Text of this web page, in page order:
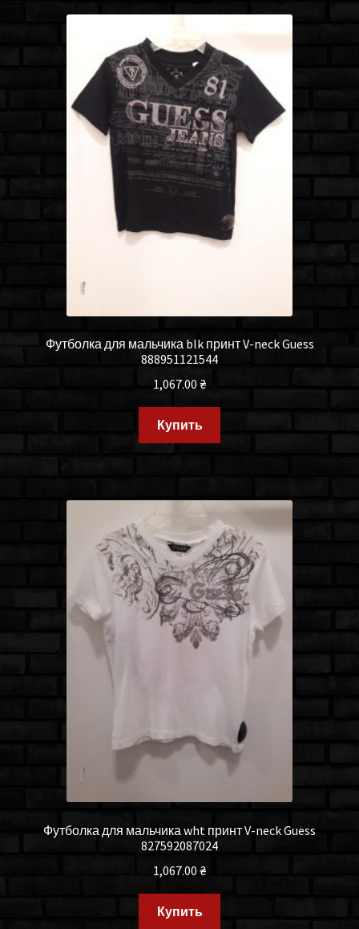
Футболка для мальчика blk принт V-neck Guess
888951121544
1,067.00₴
Купить
Футболка для мальчика wht принт V-neck Guess
827592087024
1,067.00 ₴
Купить